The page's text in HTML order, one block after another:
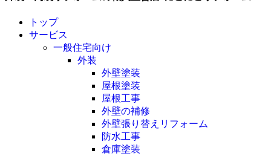
トップ
サービス
一般住宅向け
外装
外壁塗装
屋根塗装
屋根工事
外壁の補修
外壁張り替えリフォーム
防水工事
倉庫塗装